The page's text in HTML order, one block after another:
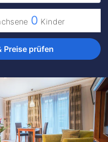
0 Kinder
Preise prüfen